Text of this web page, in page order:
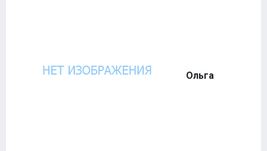
Ольга